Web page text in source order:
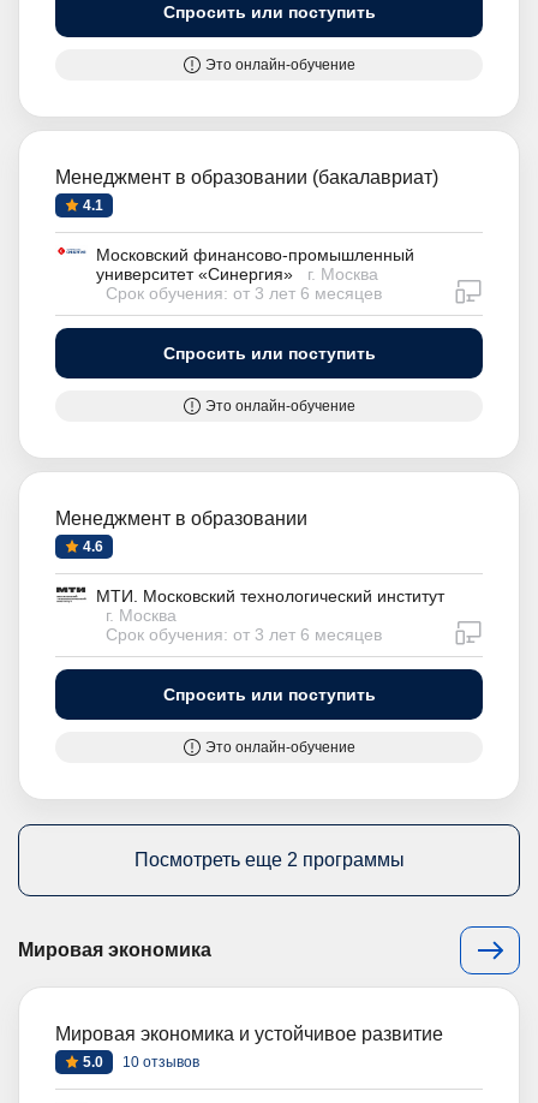
Спросить или поступить
Это онлайн-обучение
Менеджмент в образовании (бакалавриат)
4.1
Московский финансово-промышленный
университет «Синергия»
г. Москва
Срок обучения: от 3 лет 6 месяцев
Спросить или поступить
Это онлайн-обучение
Менеджмент в образовании
4.6
МТИ. Московский технологический институт
г. Москва
Срок обучения: от 3 лет 6 месяцев
Спросить или поступить
Это онлайн-обучение
Посмотреть еще 2 программы
Мировая экономика
Мировая экономика и устойчивое развитие
5.0 10 отзывов